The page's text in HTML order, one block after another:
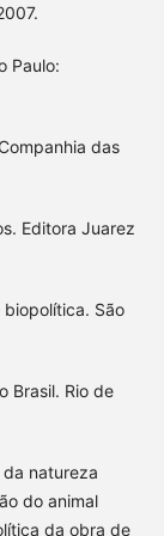
Paulo:
das
Editora Juarez
biopolítica. São
Brasil. Rio de
da natureza
do animal
da obra de